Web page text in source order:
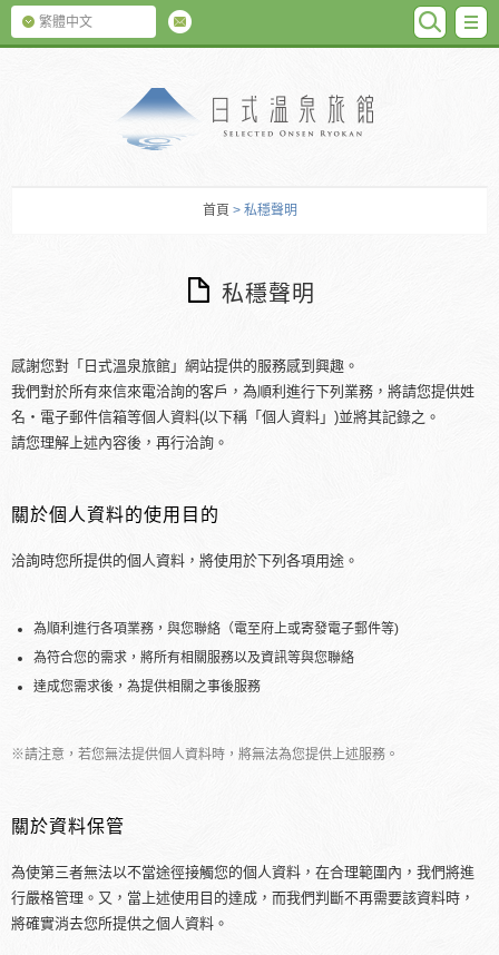
繁體中文
首頁 > 私穩聲明
私穩聲明
感謝您對「日式溫泉旅館」網站提供的服務感到興趣。
我們對於所有來信來電洽詢的客戶，為順利進行下列業務，將請您提供姓
名・電子郵件信箱等個人資料(以下稱「個人資料」)並將其記錄之。
請您理解上述內容後，再行洽詢。
關於個人資料的使用目的
洽詢時您所提供的個人資料，將使用於下列各項用途。
為順利進行各項業務，與您聯絡（電至府上或寄發電子郵件等)
為符合您的需求，將所有相關服務以及資訊等與您聯絡
達成您需求後，為提供相關之事後服務
※請注意，若您無法提供個人資料時，將無法為您提供上述服務。
關於資料保管
為使第三者無法以不當途徑接觸您的個人資料，在合理範圍內，我們將進
行嚴格管理。又，當上述使用目的達成，而我們判斷不再需要該資料時，
將確實消去您所提供之個人資料。